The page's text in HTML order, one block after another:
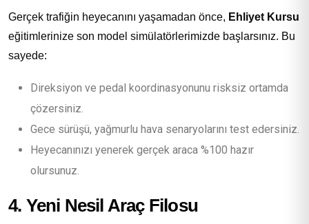
Gerçek trafiğin heyecanını yaşamadan önce, Ehliyet Kursu
eğitimlerinize son model simülatörlerimizde başlarsınız. Bu
sayede:
Direksiyon ve pedal koordinasyonunu risksiz ortamda
çözersiniz.
Gece sürüşü, yağmurlu hava senaryolarını test edersiniz.
Heyecanınızı yenerek gerçek araca %100 hazır
olursunuz.
4. Yeni Nesil Araç Filosu